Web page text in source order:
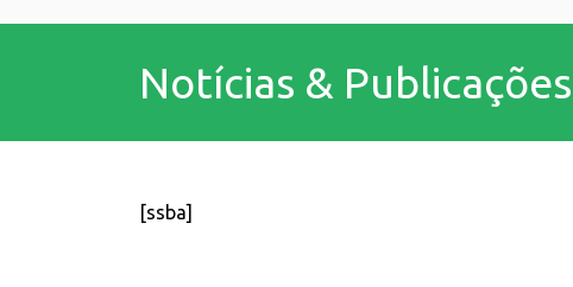
Notícias & Publicações
[ssba]